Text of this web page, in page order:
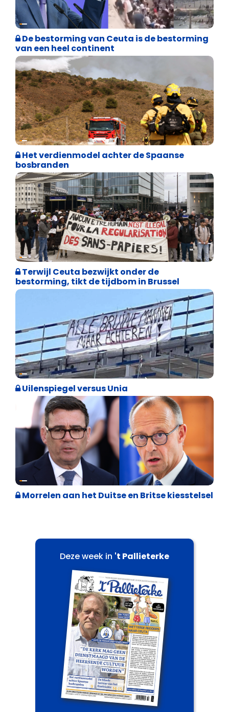
Asiel en Migratie
De bestorming van Ceuta is de bestorming
van een heel continent
Internationale politiek
Het verdienmodel achter de Spaanse
bosbranden
Asiel en Migratie
Terwijl Ceuta bezwijkt onder de
bestorming, tikt de tijdbom in Brussel
Cultuuroorlog
Uilenspiegel versus Unia
Internationale politiek
Morrelen aan het Duitse en Britse kiesstelsel
Deze week in 't Pallieterke